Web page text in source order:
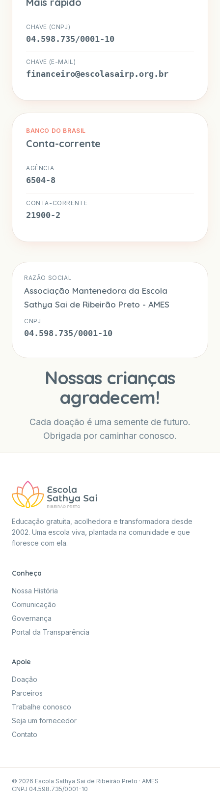
CHAVE (CNPJ)
04.598.735/0001-10
CHAVE (E-MAIL)
financeiro@escolasairp.org.br
BANCO DO BRASIL
Conta-corrente
AGÊNCIA
6504-8
CONTA-CORRENTE
21900-2
RAZÃO SOCIAL
Associação Mantenedora da Escola
Sathya Sai de Ribeirão Preto - AMES
CNPJ
04.598.735/0001-10
Nossas crianças
agradecem!
Cada doação é uma semente de futuro.
Obrigada por caminhar conosco.
Educação gratuita, acolhedora e transformadora desde
2002. Uma escola viva, plantada na comunidade e que
floresce com ela.
Conheça
Nossa História
Comunicação
Governança
Portal da Transparência
Apoie
Doação
Parceiros
Trabalhe conosco
Seja um fornecedor
Contato
© 2026 Escola Sathya Sai de Ribeirão Preto · AMES
CNPJ 04.598.735/0001-10